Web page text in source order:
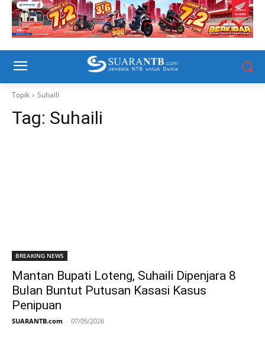
Topik Suhaili
Tag: Suhaili
BREAKING NEWS
Mantan Bupati Loteng, Suhaili Dipenjara 8
Bulan Buntut Putusan Kasasi Kasus
Penipuan
SUARANTB.com - 07/05/2026